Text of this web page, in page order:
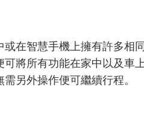
在智慧手機上擁有許多相
可將所有功能在家中以及車
另外操作便可繼續行程。